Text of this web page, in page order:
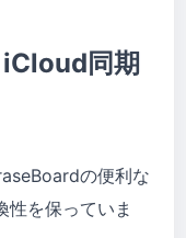
同期
の便利な
性を保っていま